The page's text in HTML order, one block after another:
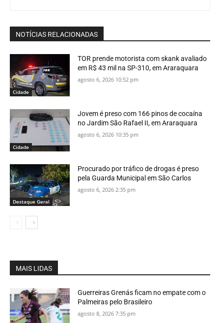
NOTÍCIAS RELACIONADAS
Cidade
TOR prende motorista com skank avaliado
em R$ 43 mil na SP-310, em Araraquara
agosto 6, 2026 10:52 pm
Cidade
Jovem é preso com 166 pinos de cocaína
no Jardim São Rafael II, em Araraquara
agosto 6, 2026 10:35 pm
Destaque Geral
Procurado por tráfico de drogas é preso
pela Guarda Municipal em São Carlos
agosto 6, 2026 2:35 pm
MAIS LIDAS
Guerreiras Grenás ficam no empate com o
Palmeiras pelo Brasileiro
agosto 8, 2026 7:35 pm